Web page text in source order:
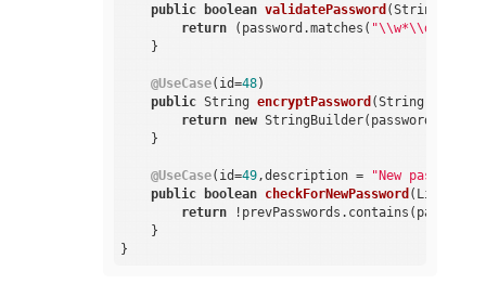
public
boolean validatePassword (String
return (password.matches( "\\w*\\d\\w*"
    }
@UseCase(id=48)
public String encryptPassword (String
return new
    }
@UseCase(id=49,description =
"New
public
boolean checkForNewPassword
return
    }